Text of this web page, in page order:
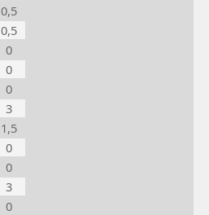
0,5
0,5
0
0
0
3
1,5
0
0
3
0